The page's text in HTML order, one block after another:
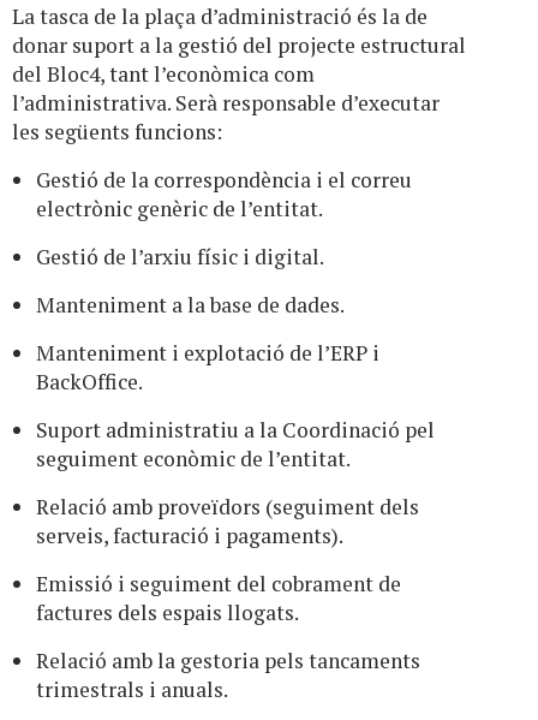
La tasca de la plaça d’administració és la de
donar suport a la gestió del projecte estructural
del Bloc4, tant l’econòmica com
l’administrativa. Serà responsable d’executar
les següents funcions:
Gestió de la correspondència i el correu
electrònic genèric de l’entitat.
Gestió de l’arxiu físic i digital.
Manteniment a la base de dades.
Manteniment i explotació de l’ERP i
BackOffice.
Suport administratiu a la Coordinació pel
seguiment econòmic de l’entitat.
Relació amb proveïdors (seguiment dels
serveis, facturació i pagaments).
Emissió i seguiment del cobrament de
factures dels espais llogats.
Relació amb la gestoria pels tancaments
trimestrals i anuals.